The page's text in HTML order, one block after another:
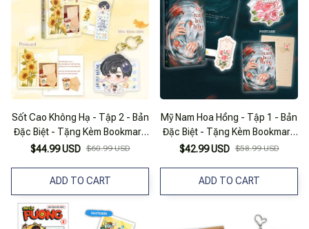
Sốt Cao Không Hạ - Tập 2 - Bản
Đặc Biệt - Tặng Kèm Bookmark
+ Postcard + Móc Khóa
$44.99 USD $60.99 USD
ADD TO CART
Mỹ Nam Hoa Hồng - Tập 1 - Bản
Đặc Biệt - Tặng Kèm Bookmark
+ Postcard + Móc Khóa
$42.99 USD $58.99 USD
ADD TO CART